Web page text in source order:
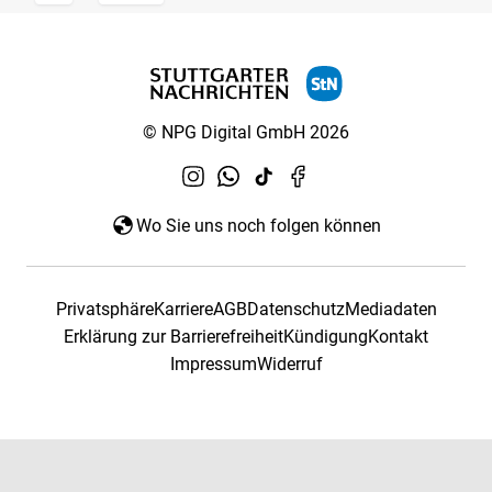
© NPG Digital GmbH 2026
Wo Sie uns noch folgen können
PrivatsphäreKarriereAGBDatenschutzMediadaten
Erklärung zur BarrierefreiheitKündigungKontakt
ImpressumWiderruf